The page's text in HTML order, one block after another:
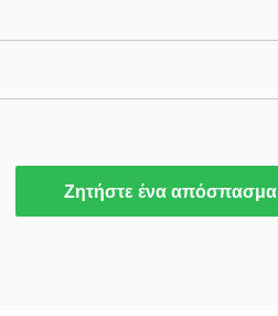
Ζητήστε ένα απόσπασμα